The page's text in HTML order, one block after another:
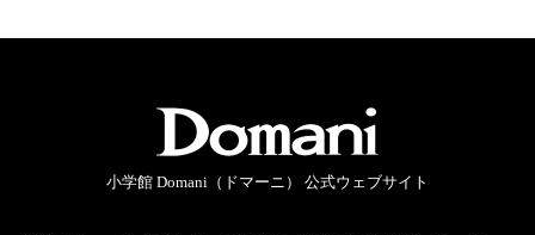
小学館 Domani（ドマーニ） 公式ウェブサイト